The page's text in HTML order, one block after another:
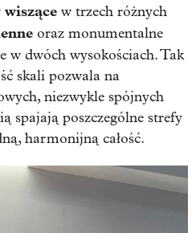
w trzech różnych
oraz monumentalne
w dwóch wysokościach. Tak
skali pozwala na
niezwykle spójnych
spajają poszczególne strefy
harmonijną całość.